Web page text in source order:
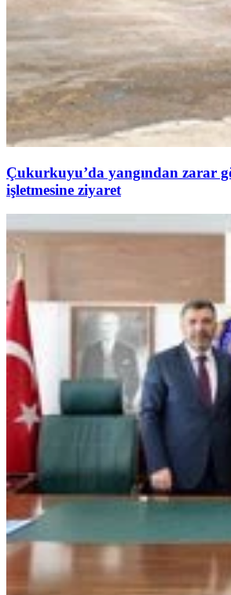
Çukurkuyu’da yangından zarar
işletmesine ziyaret